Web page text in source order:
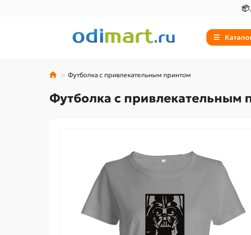
📦
Футболка с привлекательным принтом
Футболка с привлекательным